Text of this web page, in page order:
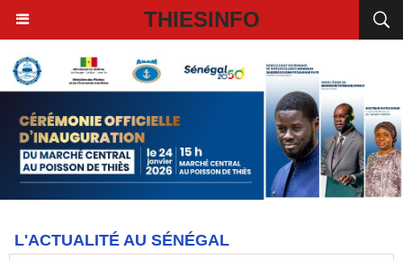
THIESINFO
L'ACTUALITÉ AU SÉNÉGAL